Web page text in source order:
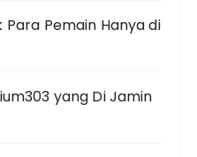
Pemain Hanya di
yang Di Jamin